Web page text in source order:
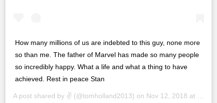
How many millions of us are indebted to this guy, none more
so than me. The father of Marvel has made so many people
so incredibly happy. What a life and what a thing to have
achieved. Rest in peace Stan
A post shared by ✌️ (@tomholland2013) on Nov 12, 2018 at 11:54am PST